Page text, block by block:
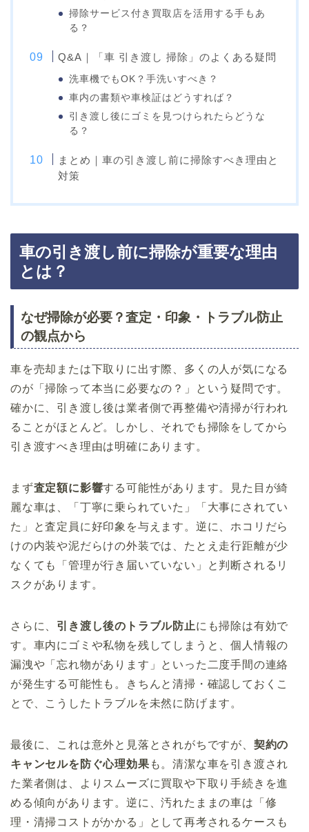
掃除サービス付き買取店を活用する手もあ
る？
Q&A｜「車 引き渡し 掃除」のよくある疑問
洗車機でもOK？手洗いすべき？
車内の書類や車検証はどうすれば？
引き渡し後にゴミを見つけられたらどうな
る？
まとめ｜車の引き渡し前に掃除すべき理由と
対策
車の引き渡し前に掃除が重要な理由
とは？
なぜ掃除が必要？査定・印象・トラブル防止
の観点から
車を売却または下取りに出す際、多くの人が気になる
のが「掃除って本当に必要なの？」という疑問です。
確かに、引き渡し後は業者側で再整備や清掃が行われ
ることがほとんど。しかし、それでも掃除をしてから
引き渡すべき理由は明確にあります。
まず査定額に影響する可能性があります。見た目が綺
麗な車は、「丁寧に乗られていた」「大事にされてい
た」と査定員に好印象を与えます。逆に、ホコリだら
けの内装や泥だらけの外装では、たとえ走行距離が少
なくても「管理が行き届いていない」と判断されるリ
スクがあります。
さらに、 引き渡し後のトラブル防止にも掃除は有効で
す。車内にゴミや私物を残してしまうと、個人情報の
漏洩や「忘れ物があります」といった二度手間の連絡
が発生する可能性も。きちんと清掃・確認しておくこ
とで、こうしたトラブルを未然に防げます。
最後に、これは意外と見落とされがちですが、 契約の
キャンセルを防ぐ心理効果 も。清潔な車を引き渡され
た業者側は、よりスムーズに買取や下取り手続きを進
める傾向があります。逆に、汚れたままの車は「修
理・清掃コストがかかる」として再考されるケースも